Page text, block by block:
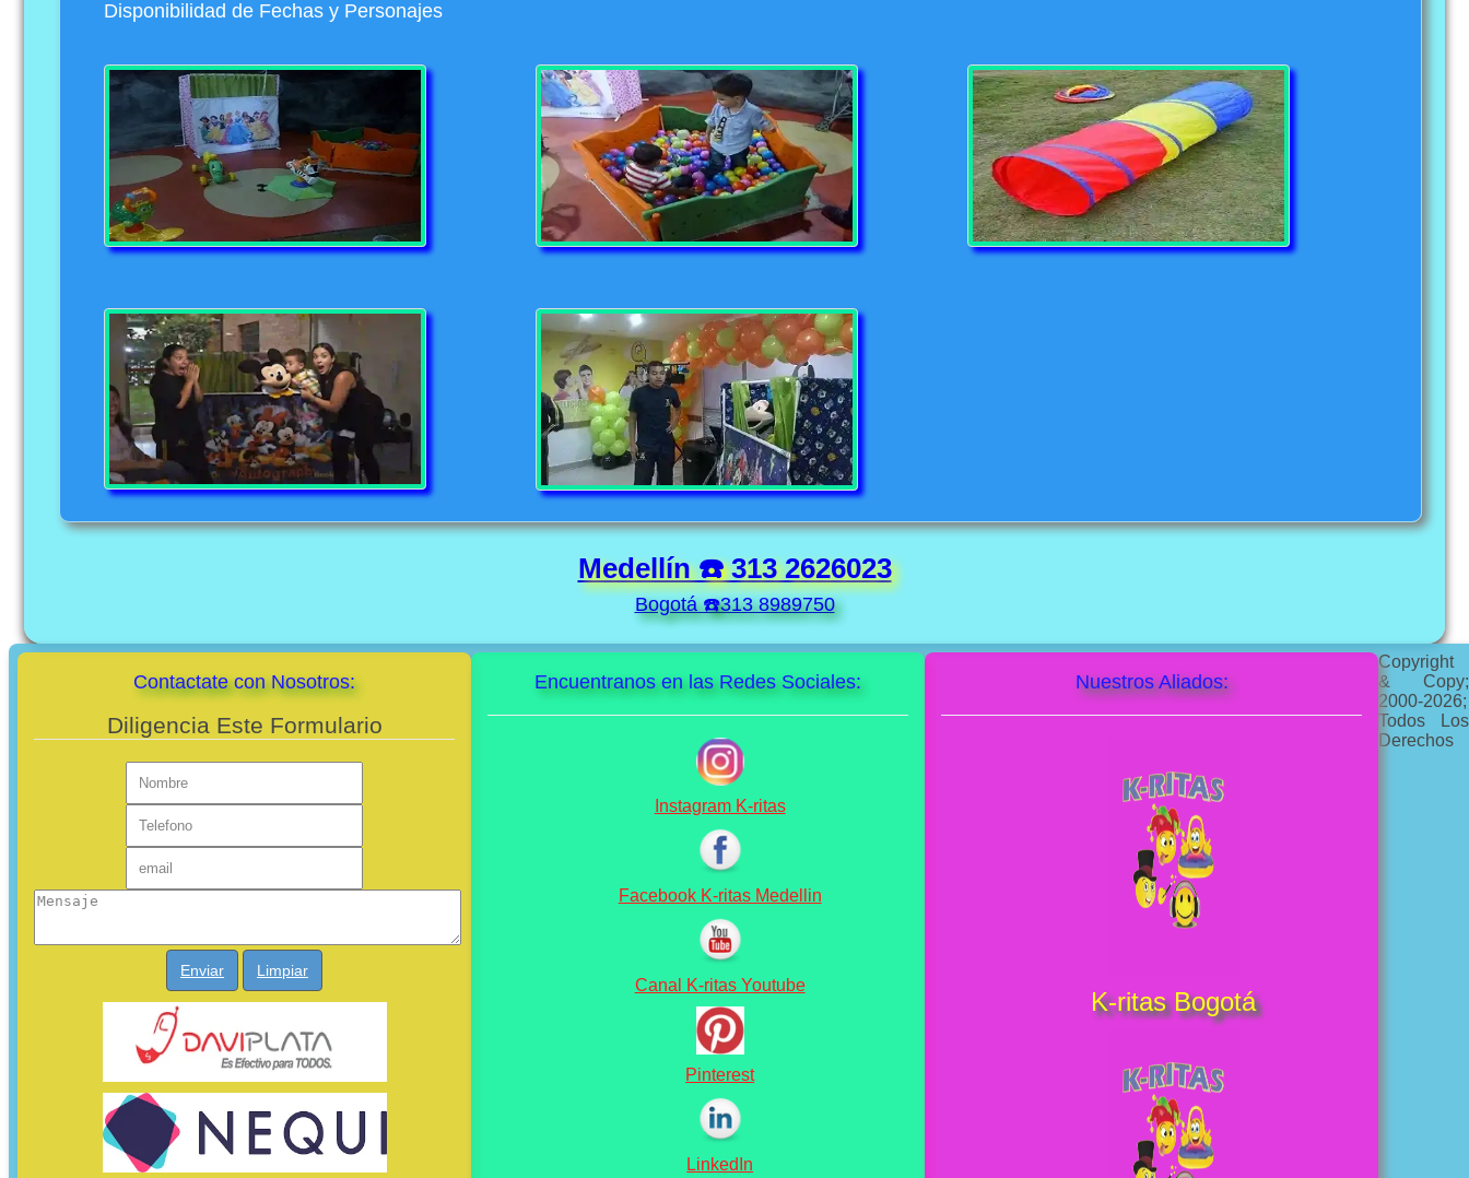
Disponibilidad de Fechas y Personajes
Medellín ☎️ 313 2626023
Bogotá ☎️313 8989750
Contactate con Nosotros:
Diligencia Este Formulario
Enviar Limpiar
Encuentranos en las Redes Sociales:
Instagram K-ritas
Facebook K-ritas Medellin
Canal K-ritas Youtube
Pinterest
LinkedIn
Nuestros Aliados:
K-ritas Bogotá
Copyright
& Copy;
2000-2026;
Todos Los
Derechos